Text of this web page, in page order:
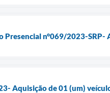
Presencial n°069/2023-
Aquisição de 01 (um)